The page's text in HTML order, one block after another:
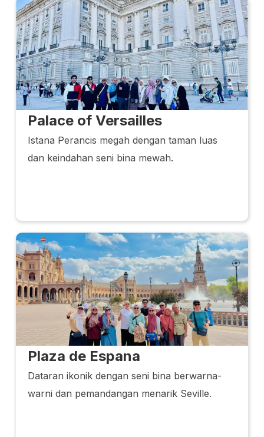
Palace of Versailles
Istana Perancis megah dengan taman luas
dan keindahan seni bina mewah.
Plaza de Espana
Dataran ikonik dengan seni bina berwarna-
warni dan pemandangan menarik Seville.